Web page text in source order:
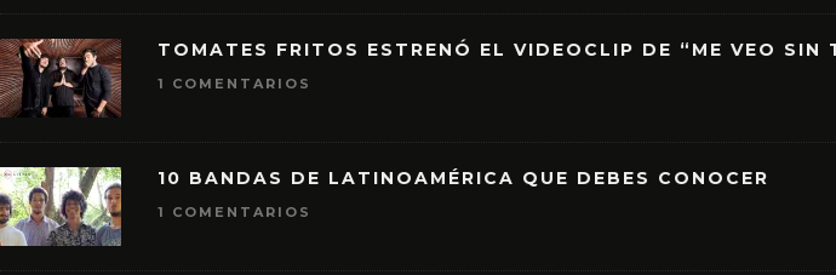
TOMATES FRITOS ESTRENÓ EL VIDEOCLIP DE “ME VEO SIN
1 COMENTARIOS
10 BANDAS DE LATINOAMÉRICA QUE DEBES CONOCER
1 COMENTARIOS